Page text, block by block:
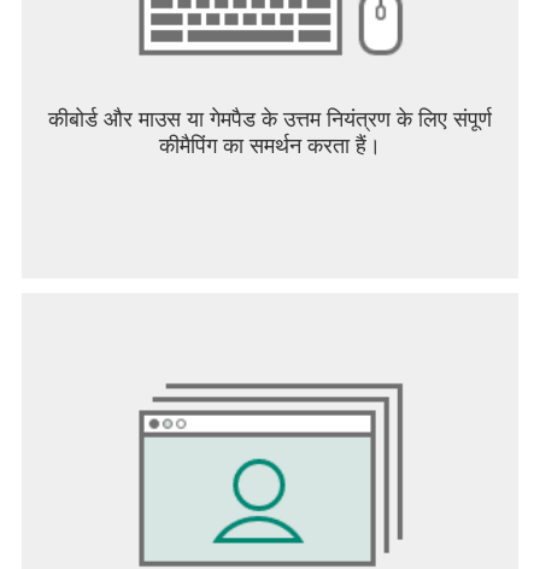
कीबोर्ड और माउस या गेमपैड के उत्तम नियंत्रण के लिए संपूर्ण
कीमैपिंग का समर्थन करता हैं।